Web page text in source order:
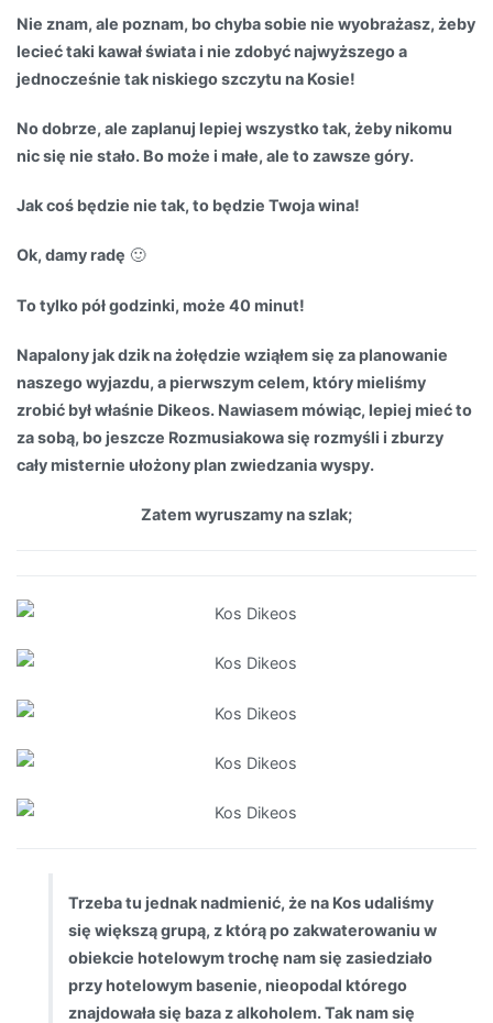
Nie znam, ale poznam, bo chyba sobie nie wyobrażasz, żeby
lecieć taki kawał świata i nie zdobyć najwyższego a
jednocześnie tak niskiego szczytu na Kosie!
No dobrze, ale zaplanuj lepiej wszystko tak, żeby nikomu
nic się nie stało. Bo może i małe, ale to zawsze góry.
Jak coś będzie nie tak, to będzie Twoja wina!
Ok, damy radę 🙂
To tylko pół godzinki, może 40 minut!
Napalony jak dzik na żołędzie wziąłem się za planowanie
naszego wyjazdu, a pierwszym celem, który mieliśmy
zrobić był właśnie Dikeos. Nawiasem mówiąc, lepiej mieć to
za sobą, bo jeszcze Rozmusiakowa się rozmyśli i zburzy
cały misternie ułożony plan zwiedzania wyspy.
Zatem wyruszamy na szlak;
Trzeba tu jednak nadmienić, że na Kos udaliśmy
się większą grupą, z którą po zakwaterowaniu w
obiekcie hotelowym trochę nam się zasiedziało
przy hotelowym basenie, nieopodal którego
znajdowała się baza z alkoholem. Tak nam się